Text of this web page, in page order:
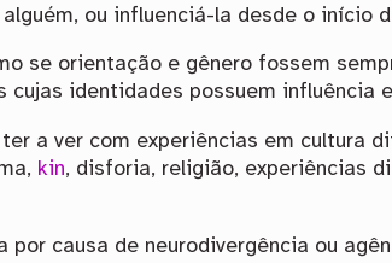
ou influenciá-la desde o início
se orientação e gênero fossem
cujas identidades possuem influência
a ver com experiências em cultura
kin, disforia, religião, experiências
causa de neurodivergência ou